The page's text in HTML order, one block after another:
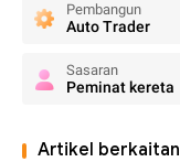
Pembangun
Auto Trader
Sasaran
Peminat kereta
Artikel berkaitan